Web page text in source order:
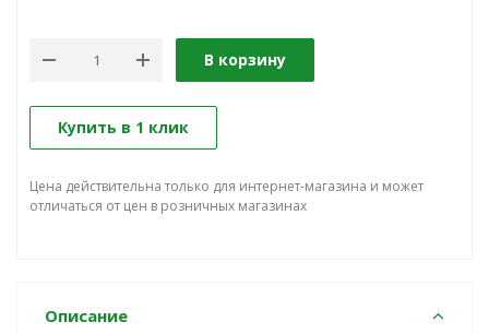
В корзину
Купить в 1 клик
Цена действительна только для интернет-магазина и может
отличаться от цен в розничных магазинах
Описание